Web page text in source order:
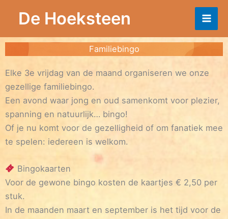
De Hoeksteen
Familiebingo
Elke 3e vrijdag van de maand organiseren we onze
gezellige familiebingo.
Een avond waar jong en oud samenkomt voor plezier,
spanning en natuurlijk… bingo!
Of je nu komt voor de gezelligheid of om fanatiek mee
te spelen: iedereen is welkom.
Bingokaarten
Voor de gewone bingo kosten de kaartjes € 2,50 per
stuk.
In de maanden maart en september is het tijd voor de